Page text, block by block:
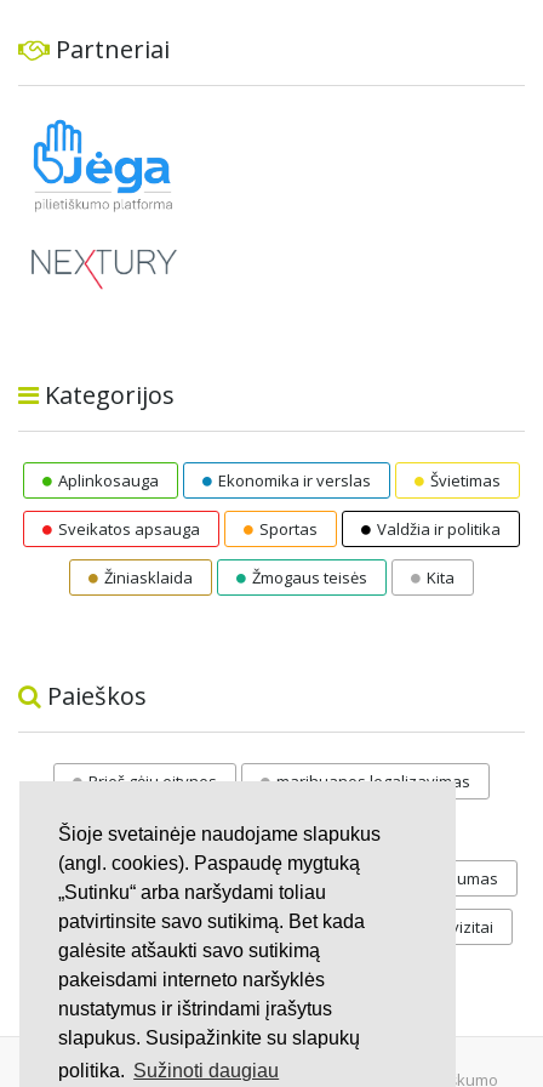
Šioje svetainėje naudojame slapukus
(angl. cookies). Paspaudę mygtuką
„Sutinku“ arba naršydami toliau
patvirtinsite savo sutikimą. Bet kada
galėsite atšaukti savo sutikimą
pakeisdami interneto naršyklės
nustatymus ir ištrindami įrašytus
slapukus. Susipažinkite su slapukų
politika. Sužinoti daugiau
Partneriai
Kategorijos
Aplinkosauga Ekonomika ir verslas Švietimas
Sveikatos apsauga Sportas Valdžia ir politika
Žiniasklaida Žmogaus teisės Kita
Paieškos
Prieš gėju eitynes marihuanos legalizavimas
STOP vaiku atemimas
Pilnos moksleivių vasaros atostogos referendumas
Keliu jaunystės Valandos Rekvizitai
Investicijos
© 2007 - 2026 Ne pelno siekianti organizacija VŠĮ "Pilietiškumo